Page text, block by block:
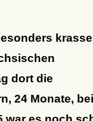
dort die
24 Monate, bei